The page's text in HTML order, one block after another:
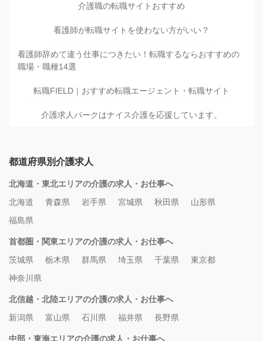
介護職の転職サイトおすすめ
看護師が転職サイトを使わない方がいい？
看護師辞めて違う仕事につきたい！転職するならおすすめの
職場・職種14選
転職FIELD｜おすすめ転職エージェント・転職サイト
介護求人パークはナイス介護を応援しています。
都道府県別介護求人
北海道・東北エリアの介護の求人・お仕事へ
北海道
青森県 岩手県 宮城県 秋田県
山形県
福島県
首都圏・関東エリアの介護の求人・お仕事へ
茨城県
栃木県 群馬県 埼玉県 千葉県
東京都
神奈川県
北信越・北陸エリアの介護の求人・お仕事へ
新潟県
富山県 石川県 福井県 長野県
中部・東海エリアの介護の求人・お仕事へ